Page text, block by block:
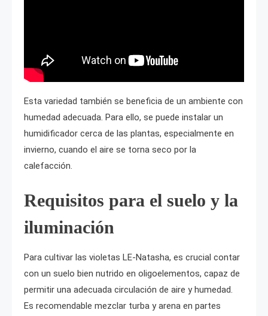
Esta variedad también se beneficia de un ambiente con
humedad adecuada. Para ello, se puede instalar un
humidificador cerca de las plantas, especialmente en
invierno, cuando el aire se torna seco por la
calefacción.
Requisitos para el suelo y la
iluminación
Para cultivar las violetas LE-Natasha, es crucial contar
con un suelo bien nutrido en oligoelementos, capaz de
permitir una adecuada circulación de aire y humedad.
Es recomendable mezclar turba y arena en partes